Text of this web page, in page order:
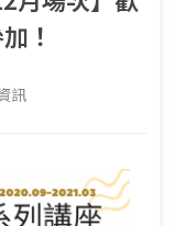
！
訊